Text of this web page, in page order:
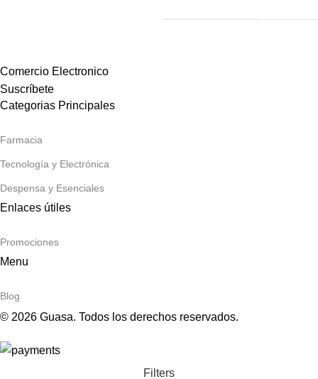
Comercio Electronico
Suscríbete
Categorias Principales
Farmacia
Tecnología y Electrónica
Despensa y Esenciales
Enlaces útiles
Promociones
Menu
Blog
© 2026 Guasa. Todos los derechos reservados.
Filters